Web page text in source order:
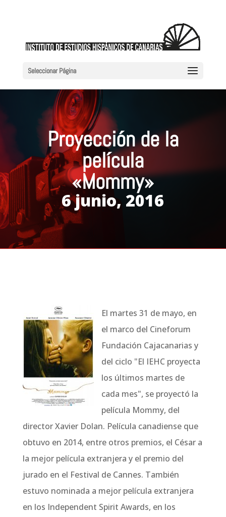
Seleccionar Página
Proyección de la
película
«Mommy»
6 junio, 2016
El martes 31 de mayo, en
el marco del Cineforum
Fundación Cajacanarias y
del ciclo "El IEHC proyecta
los últimos martes de
cada mes", se proyectó la
película Mommy, del
director Xavier Dolan. Película canadiense que
obtuvo en 2014, entre otros premios, el César a
la mejor película extranjera y el premio del
jurado en el Festival de Cannes. También
estuvo nominada a mejor película extranjera
en los Independent Spirit Awards, en los